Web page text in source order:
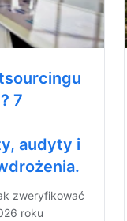
7
audyty i
zweryfikować
roku